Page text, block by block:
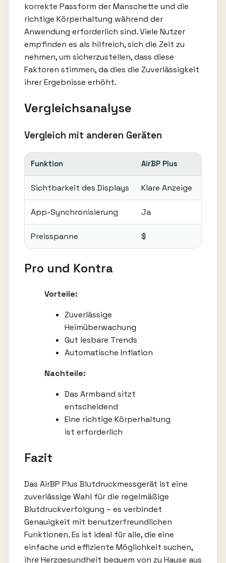
korrekte Passform der Manschette und die
richtige Körperhaltung während der
Anwendung erforderlich sind. Viele Nutzer
empfinden es als hilfreich, sich die Zeit zu
nehmen, um sicherzustellen, dass diese
Faktoren stimmen, da dies die Zuverlässigkeit
ihrer Ergebnisse erhöht.
Vergleichsanalyse
Vergleich mit anderen Geräten
Funktion AirBP Plus
Sichtbarkeit des Displays Klare Anzeige
App-Synchronisierung Ja
Preisspanne $
Pro und Kontra
Vorteile:
Zuverlässige
Heimüberwachung
Gut lesbare Trends
Automatische Inflation
Nachteile:
Das Armband sitzt
entscheidend
Eine richtige Körperhaltung
ist erforderlich
Fazit
Das AirBP Plus Blutdruckmessgerät ist eine
zuverlässige Wahl für die regelmäßige
Blutdruckverfolgung – es verbindet
Genauigkeit mit benutzerfreundlichen
Funktionen. Es ist ideal für alle, die eine
einfache und effiziente Möglichkeit suchen,
ihre Herzgesundheit bequem von zu Hause aus